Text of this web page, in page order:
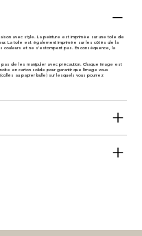
avec style. La peinture est imprimée sur une toile de
La toile est également imprimée sur les côtés de la
couleurs et ne s'estompent pas. En conséquence, la
de les manipuler avec précaution. Chaque image est
en carton solide pour garantir que l'image vous
au papier bulle) sur lesquels vous pourrez